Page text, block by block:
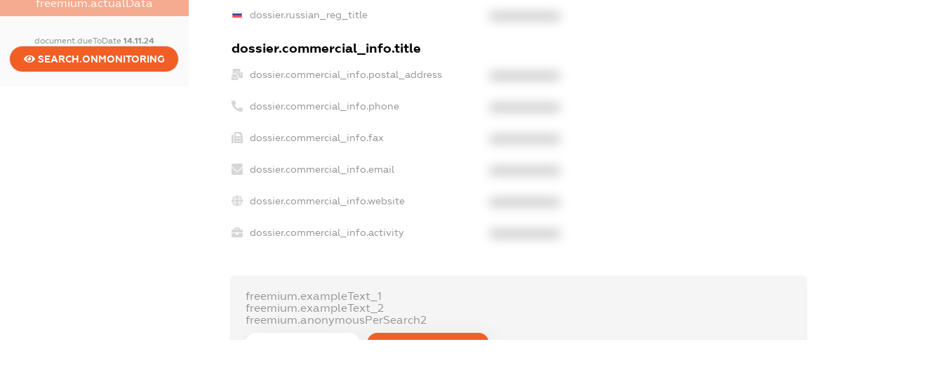
freemium.actualData
document.dueToDate 14.11.24
SEARCH.ONMONITORING
dossier.russian_reg_title
dossier.commercial_info.title
dossier.commercial_info.postal_address
dossier.commercial_info.phone
dossier.commercial_info.fax
dossier.commercial_info.email
dossier.commercial_info.website
dossier.commercial_info.activity
freemium.exampleText_1
freemium.exampleText_2
freemium.anonymousPerSearch2
FREEMIUM.REGISTER